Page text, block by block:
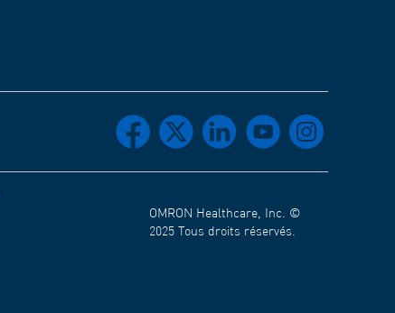
facebook linkedin youtube instagram
OMRON Healthcare, Inc. ©
2025 Tous droits réservés.